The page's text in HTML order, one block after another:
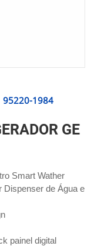
95220-1984
GE
Smart Wather
Dispenser de Água e
painel digital